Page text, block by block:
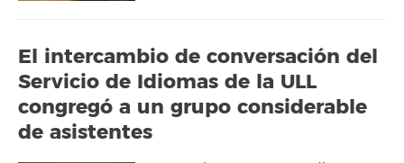
El intercambio de conversación del
Servicio de Idiomas de la ULL
congregó a un grupo considerable
de asistentes